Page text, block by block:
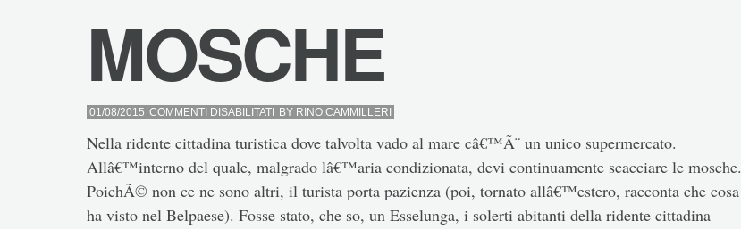
MOSCHE
01/08/2015 COMMENTI DISABILITATISUBY RINO.CAMMILLERI
Nella ridente cittadina turistica dove talvolta vado al mare câ€™Ã¨ un unico supermercato.
Allâ€™interno del quale, malgrado lâ€™aria condizionata, devi continuamente scacciare le mosche.
PoichÃ© non ce ne sono altri, il turista porta pazienza (poi, tornato allâ€™estero, racconta che cosa
ha visto nel Belpaese). Fosse stato, che so, un Esselunga, i solerti abitanti della ridente cittadina